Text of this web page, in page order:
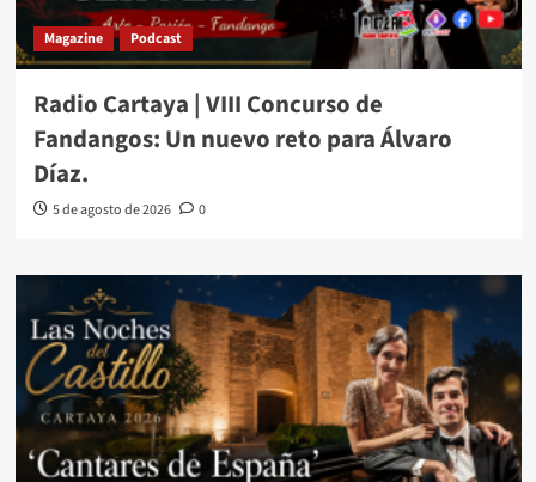
Magazine Podcast
Radio Cartaya | VIII Concurso de
Fandangos: Un nuevo reto para Álvaro
Díaz.
5 de agosto de 2026 0